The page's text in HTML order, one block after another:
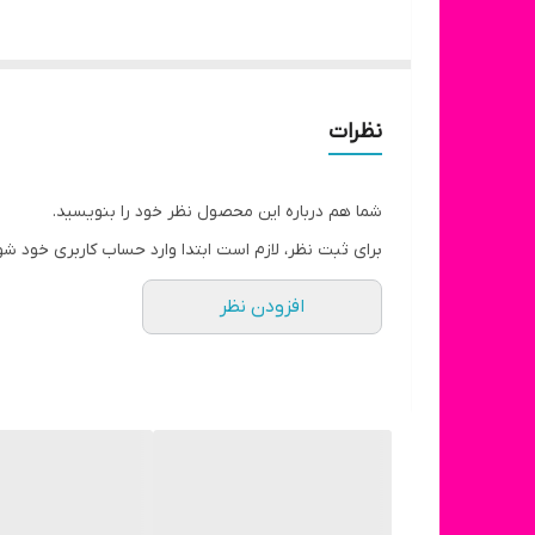
نظرات
شما هم درباره این محصول نظر خود را بنویسید.
برای ثبت نظر، لازم است ابتدا وارد حساب کاربری خود
افزودن نظر